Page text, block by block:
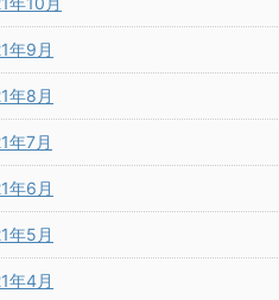
年9月
年8月
年7月
年6月
年5月
年4月